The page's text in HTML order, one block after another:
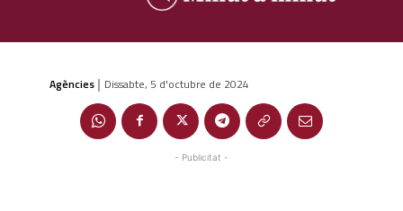
Agències | Dissabte, 5 d'octubre de 2024
- Publicitat -